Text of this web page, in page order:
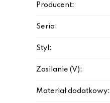
Producent:
Seria:
Styl:
Zasilanie (V):
Materiał dodatkowy: